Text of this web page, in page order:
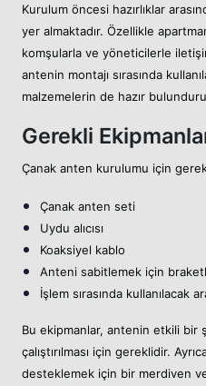
Kurulum öncesi hazırlıklar
yer almaktadır. Özellikle
komşularla ve yöneticilerle
antenin montajı sırasında
malzemelerin de hazır
Gerekli
Çanak anten kurulumu için
Çanak anten seti
Uydu alıcısı
Koaksiyel kablo
Anteni sabitlemek için
İşlem sırasında kullanılacak
Bu ekipmanlar, antenin etkili bir
çalıştırılması için gereklidir.
desteklemek için bir merdiven